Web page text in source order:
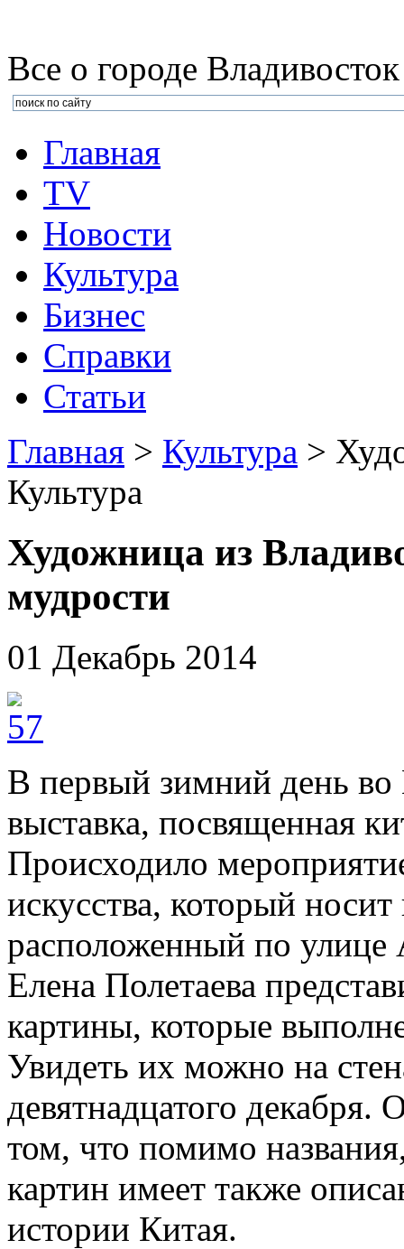
Все о городе Владивосток
Главная
TV
Новости
Культура
Бизнеc
Справки
Статьи
Главная > Культура >
Культура
Художница из
мудрости
01 Декабрь 2014
В первый зимний день во
выставка, посвященная
Происходило
искусства, который
расположенный по
Елена Полетаева
картины, которые
Увидеть их можно на
девятнадцатого декабря.
том, что помимо
картин имеет также
истории Китая.